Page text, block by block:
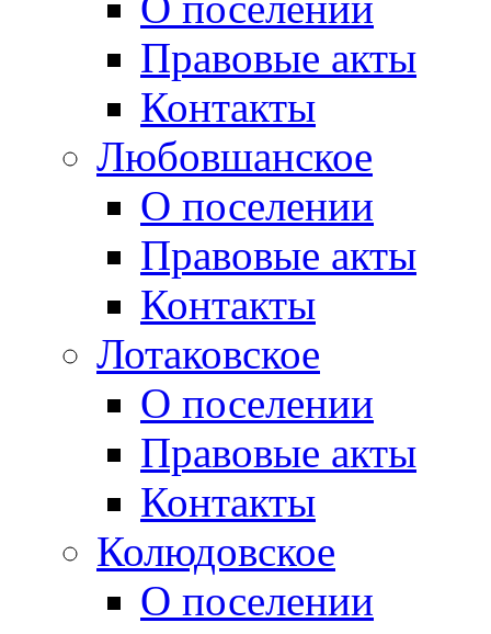
Правовые акты
Контакты
Любовшанское
О поселении
Правовые акты
Контакты
Лотаковское
О поселении
Правовые акты
Контакты
Колюдовское
О поселении